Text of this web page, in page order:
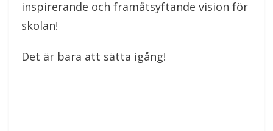
inspirerande och framåtsyftande vision för
skolan!
Det är bara att sätta igång!